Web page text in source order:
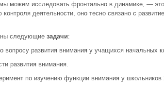
можем исследовать фронтально в динамике, —
деятельности, оно тесно связано с
следующие задачи:
вопросу развития внимания у учащихся начальных
развития внимания.
по изучению функции внимания у школьников